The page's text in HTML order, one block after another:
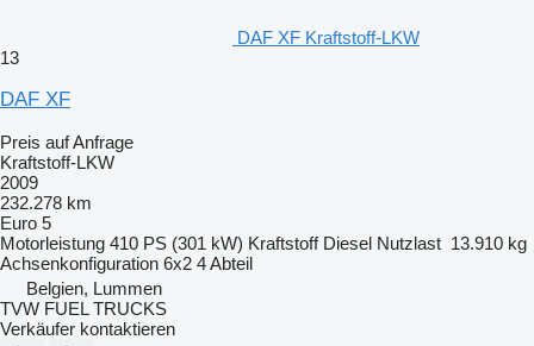
DAF XF Kraftstoff-LKW
13
DAF XF
Preis auf Anfrage
Kraftstoff-LKW
2009
232.278 km
Euro 5
Motorleistung 410 PS (301 kW) Kraftstoff Diesel Nutzlast 13.910 kg
Achsenkonfiguration 6x2 4 Abteil
Belgien, Lummen
TVW FUEL TRUCKS
Verkäufer kontaktieren